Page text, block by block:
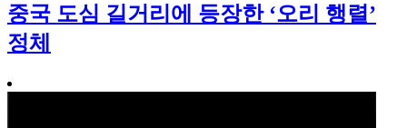
중국 도심 길거리에 등장한 ‘오리 행렬’
정체